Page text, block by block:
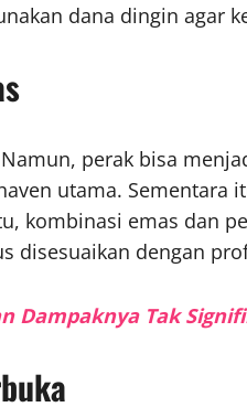
dana dingin agar
perak bisa
utama. Sementara
kombinasi emas dan
disesuaikan dengan
Dampaknya Tak